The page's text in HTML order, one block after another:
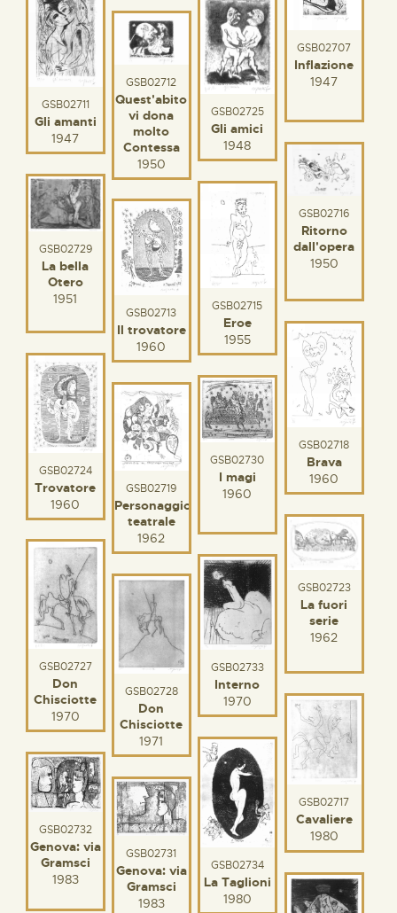
GSB02707
Inflazione
1947
GSB02711
Gli amanti
1947
GSB02725
Gli amici
1948
GSB02712
Quest'abito
vi dona
molto
Contessa
1950
GSB02716
Ritorno
dall'opera
1950
GSB02729
La bella
Otero
1951
GSB02715
Eroe
1955
GSB02713
Il trovatore
1960
GSB02718
Brava
1960
GSB02724
Trovatore
1960
GSB02730
I magi
1960
GSB02719
Personaggio
teatrale
1962
GSB02723
La fuori
serie
1962
GSB02727
Don
Chisciotte
1970
GSB02733
Interno
1970
GSB02728
Don
Chisciotte
1971
GSB02717
Cavaliere
1980
GSB02734
La Taglioni
1980
GSB02732
Genova: via
Gramsci
1983
GSB02731
Genova: via
Gramsci
1983